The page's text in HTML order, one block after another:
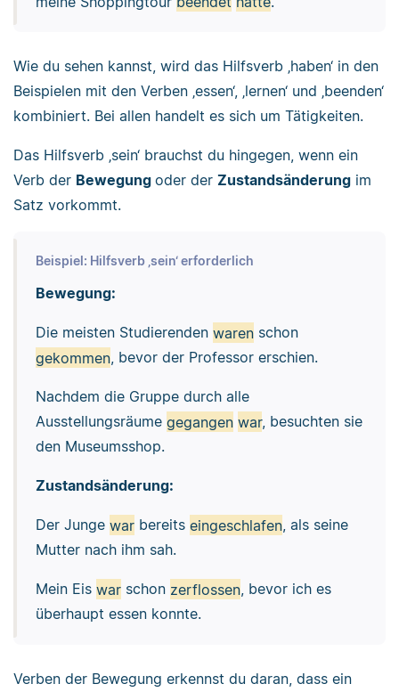
Wie du sehen kannst, wird das Hilfsverb ‚haben‘ in den
Beispielen mit den Verben ‚essen‘, ‚lernen‘ und ‚beenden‘
kombiniert. Bei allen handelt es sich um Tätigkeiten.
Das Hilfsverb ‚sein‘ brauchst du hingegen, wenn ein
Verb der Bewegung oder der Zustandsänderung im
Satz vorkommt.
Beispiel: Hilfsverb ‚sein‘ erforderlich
Bewegung:
Die meisten Studierenden warenschon
gekommen, bevor der Professor erschien.
Nachdem die Gruppe durch alle
Ausstellungsräume gegangen war, besuchten sie
den Museumsshop.
Zustandsänderung:
Der Junge warbereits eingeschlafen, als seine
Mutter nach ihm sah.
Mein Eis warschon zerflossen, bevor ich es
überhaupt essen konnte.
Verben der Bewegung erkennst du daran, dass ein